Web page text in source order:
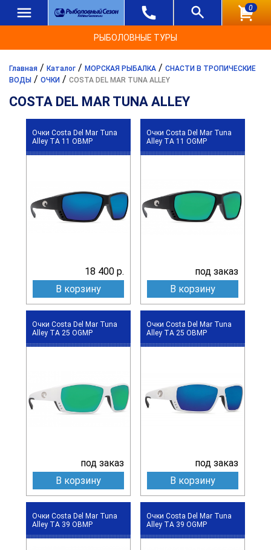
0
РЫБОЛОВНЫЕ ТУРЫ
Главная / Каталог / МОРСКАЯ РЫБАЛКА / СНАСТИ В ТРОПИЧЕСКИЕ
ВОДЫ / ОЧКИ / COSTA DEL MAR TUNA ALLEY
COSTA DEL MAR TUNA ALLEY
Очки Costa Del Mar Tuna
Alley TA 11 OBMP
18 400 р.
В корзину
Очки Costa Del Mar Tuna
Alley TA 11 OGMP
под заказ
В корзину
Очки Costa Del Mar Tuna
Alley TA 25 OGMP
под заказ
В корзину
Очки Costa Del Mar Tuna
Alley TA 25 OBMP
под заказ
В корзину
Очки Costa Del Mar Tuna
Alley TA 39 OBMP
Очки Costa Del Mar Tuna
Alley TA 39 OGMP